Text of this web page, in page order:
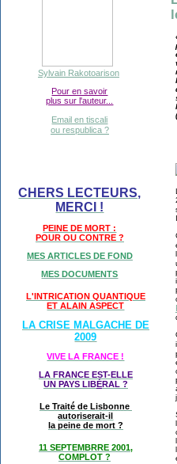
Sylvain Rakotoarison
Pour en savoir
plus sur l'auteur...
Email en tiscali
ou respublica ?
CHERS LECTEURS,
MERCI !
PEINE DE MORT :
POUR OU CONTRE ?
MES ARTICLES DE FOND
MES DOCUMENTS
L'INTRICATION QUANTIQUE
ET ALAIN ASPECT
LA CRISE MALGACHE DE
2009
VIVE LA FRANCE !
LA FRANCE EST-ELLE
UN PAYS LIBÉRAL ?
Le Traité de Lisbonne
autoriserait-il
la peine de mort ?
11 SEPTEMBRRE 2001,
COMPLOT ?